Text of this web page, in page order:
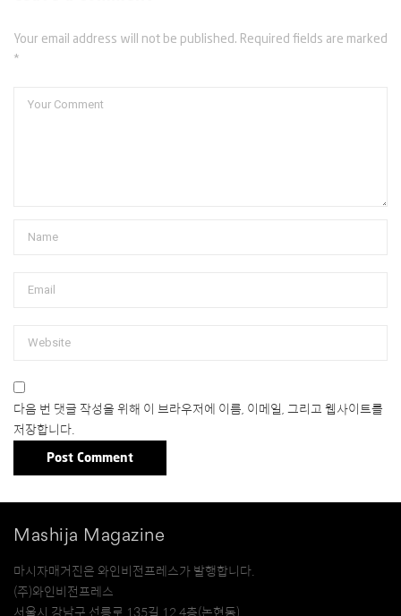
Your email address will not be published. Required fields are marked
*
다음 번 댓글 작성을 위해 이 브라우저에 이름, 이메일, 그리고 웹사이트를
저장합니다.
Mashija Magazine
마시자매거진은 와인비전프레스가 발행합니다.
(주)와인비전프레스
서울시 강남구 선릉로 135길 12 4층(논현동)